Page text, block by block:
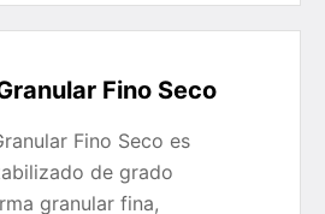
Fino Seco
Fino Seco es
de grado
granular fina,